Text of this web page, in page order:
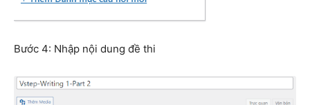
Bước 4: Nhập nội dung đề thi